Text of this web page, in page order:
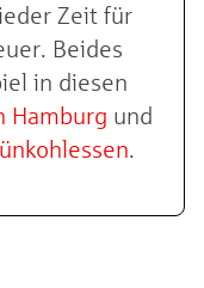
Zeit für
Beides
in diesen
Hamburg und
.